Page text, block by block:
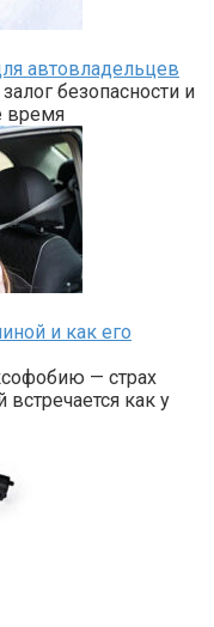
автовладельцев
безопасности и
время
и как его
— страх
как у